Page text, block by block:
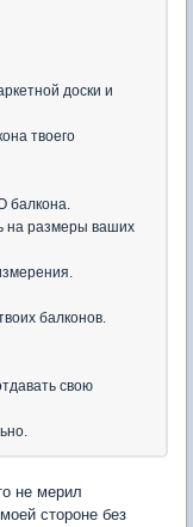
доски и
твоего
балкона.
на размеры ваших
балконов.
свою
не мерил
стороне без